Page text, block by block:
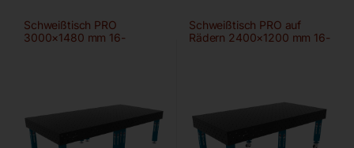
Schweißtisch PRO
3000×1480 mm 16-
Schweißtisch PRO auf
Rädern 2400×1200 mm 16-